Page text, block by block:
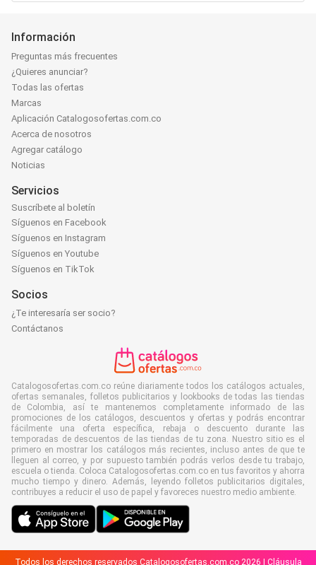
Información
Preguntas más frecuentes
¿Quieres anunciar?
Todas las ofertas
Marcas
Aplicación Catalogosofertas.com.co
Acerca de nosotros
Agregar catálogo
Noticias
Servicios
Suscríbete al boletín
Síguenos en Facebook
Síguenos en Instagram
Síguenos en Youtube
Síguenos en TikTok
Socios
¿Te interesaría ser socio?
Contáctanos
Catalogosofertas.com.co reúne diariamente todos los catálogos actuales,
ofertas semanales, folletos publicitarios y lookbooks de todas las tiendas
de Colombia, así te mantenemos completamente informado de las
promociones de los catálogos, descuentos y ofertas y podrás encontrar
fácilmente una oferta específica, rebaja o descuento durante las
temporadas de descuentos de las tiendas de tu zona. Nuestro sitio es el
primero en mostrar los catálogos más recientes, incluso antes de que te
lleguen al correo, y por supuesto también podrás verlos desde tu trabajo,
escuela o tienda. Coloca Catalogosofertas.com.co en tus favoritos y ahorra
mucho tiempo y dinero. Además, leyendo folletos publicitarios digitales,
contribuyes a reducir el uso de papel y favoreces nuestro medio ambiente.
Todos los derechos reservados Catalogosofertas.com.co 2026 | Cláusula